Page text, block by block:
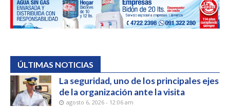
ÚLTIMAS NOTICIAS
La seguridad, uno de los principales ejes
de la organización ante la visita
agosto 6, 2026 - 12:06 am